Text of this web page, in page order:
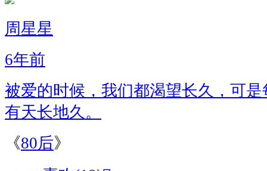
周星星
6年前
被爱的时候，我们都渴望长久，可
有天长地久。
《80后》